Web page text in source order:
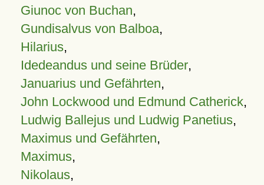
Giunoc von Buchan,
Gundisalvus von Balboa,
Hilarius,
Idedeandus und seine Brüder,
Januarius und Gefährten,
John Lockwood und Edmund Catherick,
Ludwig Ballejus und Ludwig Panetius,
Maximus und Gefährten,
Maximus,
Nikolaus,